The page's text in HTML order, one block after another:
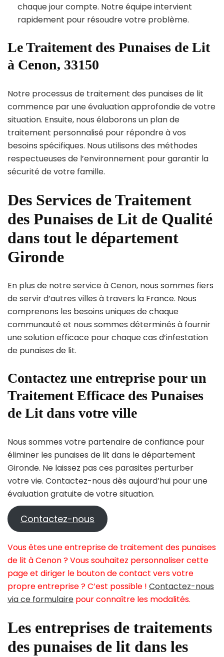
chaque jour compte. Notre équipe intervient
rapidement pour résoudre votre problème.
Le Traitement des Punaises de Lit
à Cenon, 33150
Notre processus de traitement des punaises de lit
commence par une évaluation approfondie de votre
situation. Ensuite, nous élaborons un plan de
traitement personnalisé pour répondre à vos
besoins spécifiques. Nous utilisons des méthodes
respectueuses de l’environnement pour garantir la
sécurité de votre famille.
Des Services de Traitement
des Punaises de Lit de Qualité
dans tout le département
Gironde
En plus de notre service à Cenon, nous sommes fiers
de servir d’autres villes à travers la France. Nous
comprenons les besoins uniques de chaque
communauté et nous sommes déterminés à fournir
une solution efficace pour chaque cas d’infestation
de punaises de lit.
Contactez une entreprise pour un
Traitement Efficace des Punaises
de Lit dans votre ville
Nous sommes votre partenaire de confiance pour
éliminer les punaises de lit dans le département
Gironde. Ne laissez pas ces parasites perturber
votre vie. Contactez-nous dès aujourd’hui pour une
évaluation gratuite de votre situation.
Contactez-nous
Vous êtes une entreprise de traitement des punaises
de lit à Cenon ? Vous souhaitez personnaliser cette
page et diriger le bouton de contact vers votre
propre entreprise ? C’est possible ! Contactez-nous
via ce formulaire pour connaître les modalités.
Les entreprises de traitements
des punaises de lit dans les